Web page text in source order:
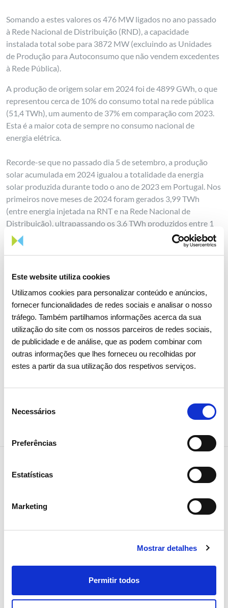
Este website utiliza cookies
Utilizamos cookies para personalizar conteúdo e anúncios,
fornecer funcionalidades de redes sociais e analisar o nosso
tráfego. Também partilhamos informações acerca da sua
utilização do site com os nossos parceiros de redes sociais,
de publicidade e de análise, que as podem combinar com
outras informações que lhes forneceu ou recolhidas por
estes a partir da sua utilização dos respetivos serviços.
Necessários
Preferências
Estatísticas
Marketing
Mostrar detalhes
Permitir todos
Somando a estes valores os 476 MW ligados no ano passado
à Rede Nacional de Distribuição (RND), a capacidade
instalada total sobe para 3872 MW (excluindo as Unidades
de Produção para Autoconsumo que não vendem excedentes
à Rede Pública).
A produção de origem solar em 2024 foi de 4899 GWh, o que
representou cerca de 10% do consumo total na rede pública
(51,4 TWh), um aumento de 37% em comparação com 2023.
Esta é a maior cota de sempre no consumo nacional de
energia elétrica.
Recorde-se que no passado dia 5 de setembro, a produção
solar acumulada em 2024 igualou a totalidade da energia
solar produzida durante todo o ano de 2023 em Portugal. Nos
primeiros nove meses de 2024 foram gerados 3,99 TWh
(entre energia injetada na RNT e na Rede Nacional de
Distribuição), ultrapassando os 3.6 TWh produzidos entre 1
de janeiro e 31 de dezembro de 2023, tornando, já em
setembro, 2024 um ano recorde em termos de produção solar
trajetória sustentável na progressiva incorporação de fontes
renováveis endógenas, enquanto mantém os objetivos
primordiais de segurança de abastecimento e de qualidade de
serviço no Sistema Elétrico Nacional.